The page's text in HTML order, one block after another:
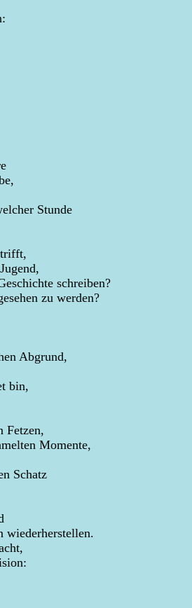
Stunde
schreiben?
zu werden?
Abgrund,
bin,
Fetzen,
Momente,
Schatz
wiederherstellen.